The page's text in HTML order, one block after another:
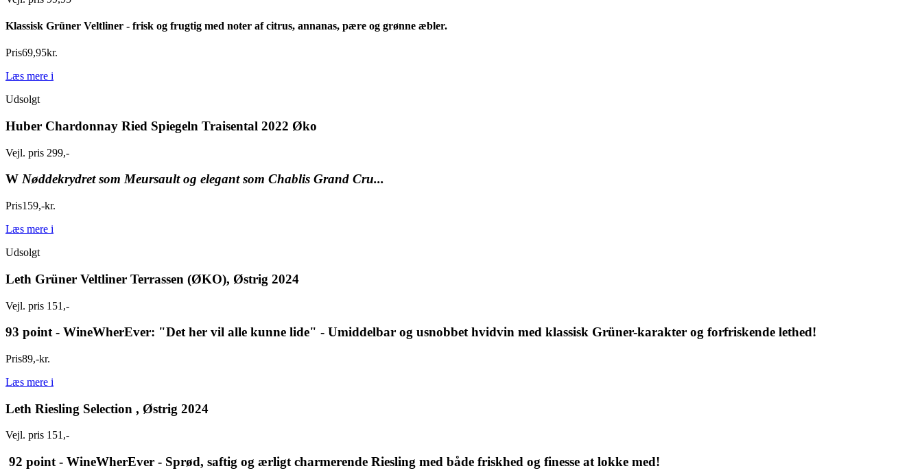
Klassisk Grüner Veltliner - frisk og frugtig med noter af citrus, annanas, pære og grønne æbler.
Pris69,95kr.
Læs mere i
Udsolgt
Huber Chardonnay Ried Spiegeln Traisental 2022 Øko
Vejl. pris 299,-
W Nøddekrydret som Meursault og elegant som Chablis Grand Cru...
Pris159,-kr.
Læs mere i
Udsolgt
Leth Grüner Veltliner Terrassen (ØKO), Østrig 2024
Vejl. pris 151,-
93 point - WineWherEver: "Det her vil alle kunne lide" - Umiddelbar og usnobbet hvidvin med klassisk Grüner-karakter og forfriskende lethed!
Pris89,-kr.
Læs mere i
Leth Riesling Selection , Østrig 2024
Vejl. pris 151,-
92 point - WineWherEver - Sprød, saftig og ærligt charmerende Riesling med både friskhed og finesse at lokke med!